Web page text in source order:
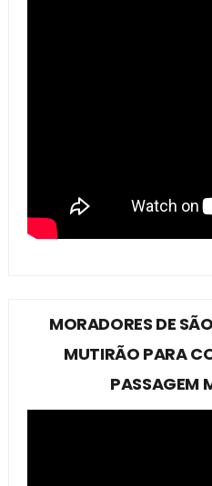
MORADORES DE
MUTIRÃO PARA
PASSAGEM